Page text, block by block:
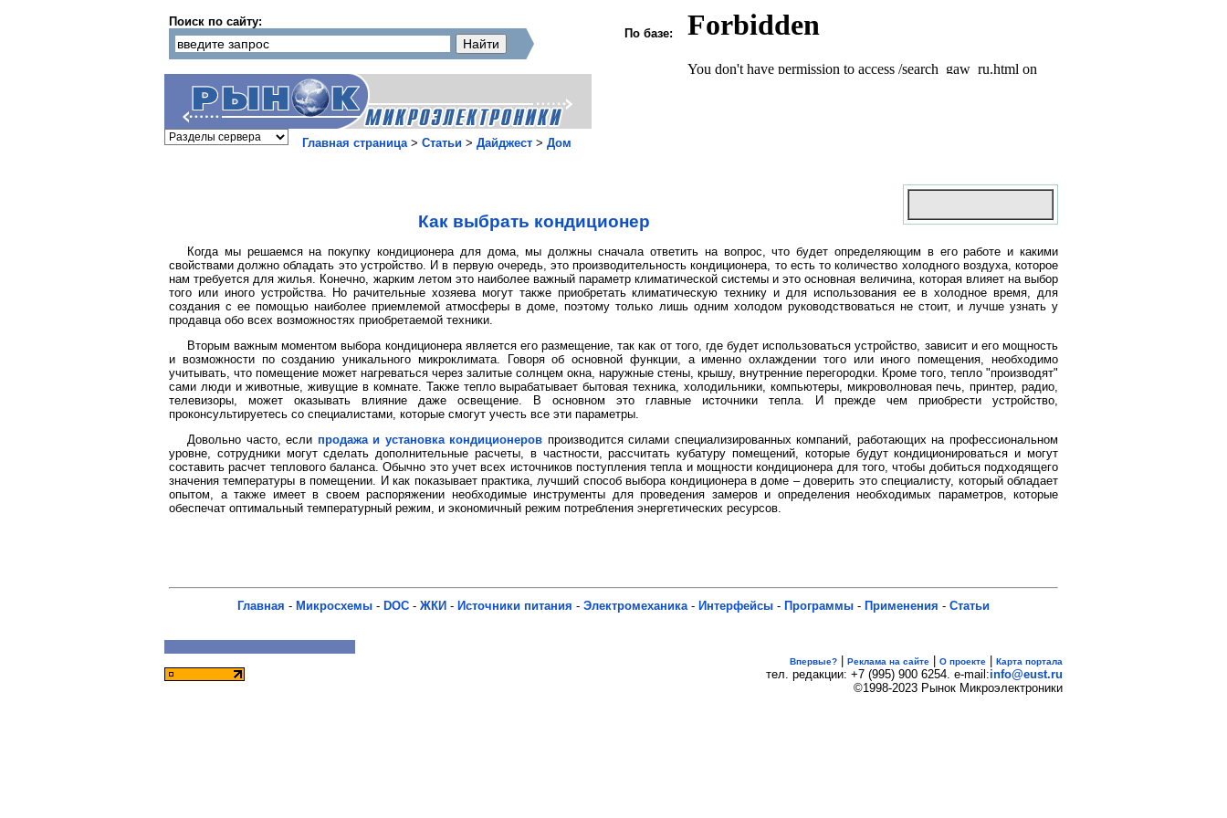
Поиск по сайту:
По базе:
Главная страница> Статьи > Дайджест > Дом
Как выбрать кондиционер
Когда мы решаемся на покупку кондиционера для дома, мы должны сначала ответить на вопрос, что будет определяющим в его работе и какими
свойствами должно обладать это устройство. И в первую очередь, это производительность кондиционера, то есть то количество холодного воздуха, которое
нам требуется для жилья. Конечно, жарким летом это наиболее важный параметр климатической системы и это основная величина, которая влияет на выбор
того или иного устройства. Но рачительные хозяева могут также приобретать климатическую технику и для использования ее в холодное время, для
создания с ее помощью наиболее приемлемой атмосферы в доме, поэтому только лишь одним холодом руководствоваться не стоит, и лучше узнать у
продавца обо всех возможностях приобретаемой техники.
Вторым важным моментом выбора кондиционера является его размещение, так как от того, где будет использоваться устройство, зависит и его мощность
и возможности по созданию уникального микроклимата. Говоря об основной функции, а именно охлаждении того или иного помещения, необходимо
учитывать, что помещение может нагреваться через залитые солнцем окна, наружные стены, крышу, внутренние перегородки. Кроме того, тепло "производят"
сами люди и животные, живущие в комнате. Также тепло вырабатывает бытовая техника, холодильники, компьютеры, микроволновая печь, принтер, радио,
телевизоры, может оказывать влияние даже освещение. В основном это главные источники тепла. И прежде чем приобрести устройство,
проконсультируетесь со специалистами, которые смогут учесть все эти параметры.
Довольно часто, если продажа и установка кондиционеров производится силами специализированных компаний, работающих на профессиональном
уровне, сотрудники могут сделать дополнительные расчеты, в частности, рассчитать кубатуру помещений, которые будут кондиционироваться и могут
составить расчет теплового баланса. Обычно это учет всех источников поступления тепла и мощности кондиционера для того, чтобы добиться подходящего
значения температуры в помещении. И как показывает практика, лучший способ выбора кондиционера в доме – доверить это специалисту, который обладает
опытом, а также имеет в своем распоряжении необходимые инструменты для проведения замеров и определения необходимых параметров, которые
обеспечат оптимальный температурный режим, и экономичный режим потребления энергетических ресурсов.
Главная - Микросхемы - DOC - ЖКИ - Источники питания - Электромеханика- Интерфейсы - Программы - Применения - Статьи
Впервые? Реклама на сайте О проекте Карта портала
тел. редакции: +7 (995) 900 6254. e-mail:info@eust.ru
©1998-2023 Рынок Микроэлектроники